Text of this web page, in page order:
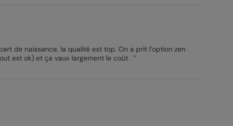
de naissance, la qualité est top. On a prit l’option zen
est ok) et ça vaux largement le coût . ”